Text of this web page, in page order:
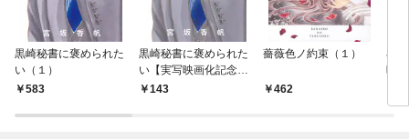
黒崎秘書に褒められた
い（１）
583
黒崎秘書に褒められた
い【実写映画化記念！
電子限定ボーナスコミ
143
薔薇色ノ約束（１）
462
小
映